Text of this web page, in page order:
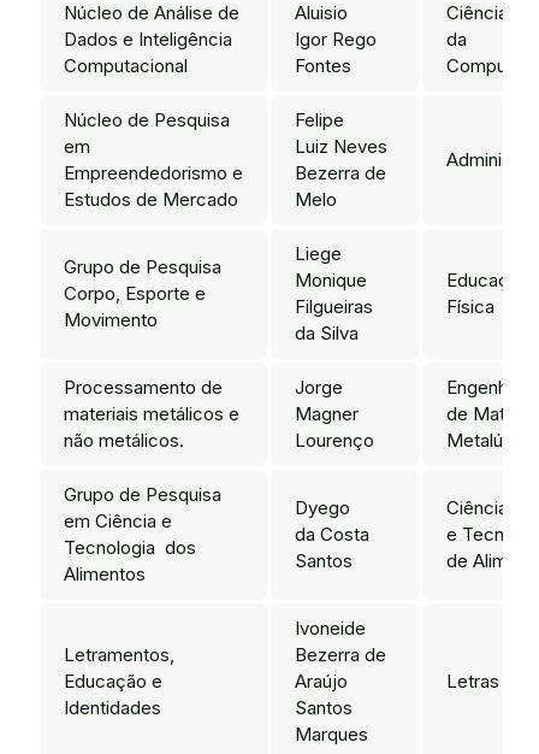
Núcleo de Análise de
Dados e Inteligência
Computacional
Aluisio
Igor Rego
Fontes
Ciência
da
Núcleo de Pesquisa
em
Empreendedorismo e
Estudos de Mercado
Felipe
Luiz Neves
Bezerra de
Melo
Grupo de Pesquisa
Corpo, Esporte e
Movimento
Liege
Monique
Filgueiras
da Silva
Educação
Física
Processamento de
materiais metálicos e
não metálicos.
Jorge
Magner
Lourenço
Engenharia
de
Grupo de Pesquisa
em Ciência e
Tecnologia dos
Alimentos
Dyego
da Costa
Santos
Ciência
e
de
Letramentos,
Educação e
Identidades
Ivoneide
Bezerra de
Araújo
Santos
Marques
Letras